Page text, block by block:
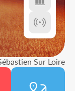
Sur Loire